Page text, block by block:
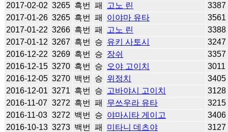
2017-02-02 3265 흑번 패 고노 린
3387
2017-01-26 3265 흑번 패 이야마 유타
3561
2017-01-22 3266 흑번 패 고노 린
3388
2017-01-12 3267 흑번 승 유키 사토시
3247
2016-12-22 3269 흑번 승 장쉬
3357
2016-12-15 3270 흑번 승 오야 고이치
3011
2016-12-05 3270 백번 승 위정치
3405
2016-12-01 3271 흑번 승 고바야시 고이치
3128
2016-11-07 3272 흑번 패 무쓰우라 유타
3215
2016-11-03 3272 백번 승 야마시타 게이고
3406
2016-10-13 3273 백번 패 미타니 데츠야
3127